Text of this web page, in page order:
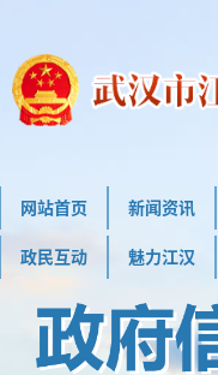
网站首页 新闻资讯
政民互动 魅力江汉